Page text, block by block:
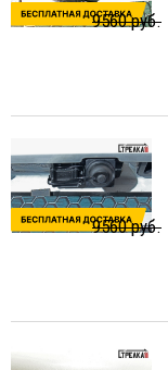
9560 руб.
9560 руб.